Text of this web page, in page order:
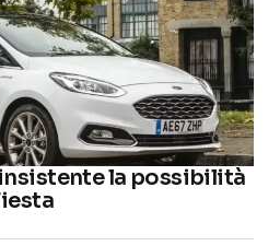
la possibilità